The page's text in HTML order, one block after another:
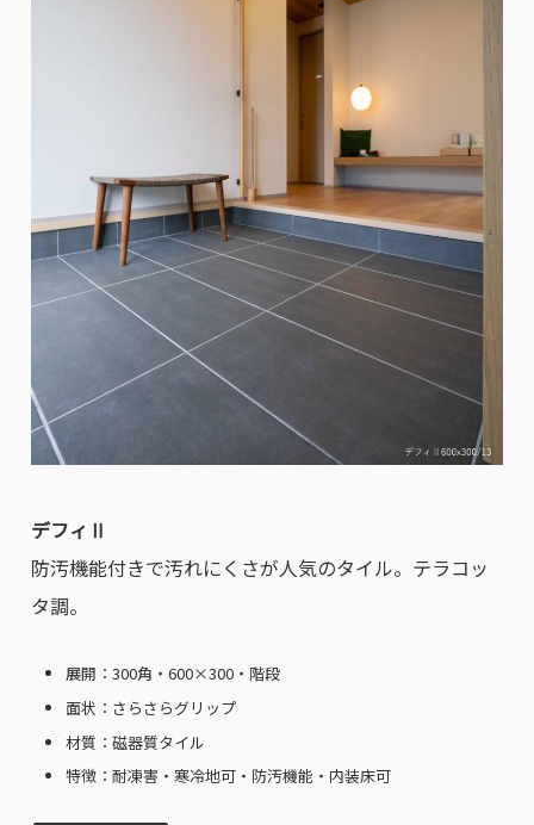
デフィⅡ
防汚機能付きで汚れにくさが人気のタイル。テラコッ
タ調。
展開：300角・600×300・階段
面状：さらさらグリップ
材質：磁器質タイル
特徴：耐凍害・寒冷地可・防汚機能・内装床可